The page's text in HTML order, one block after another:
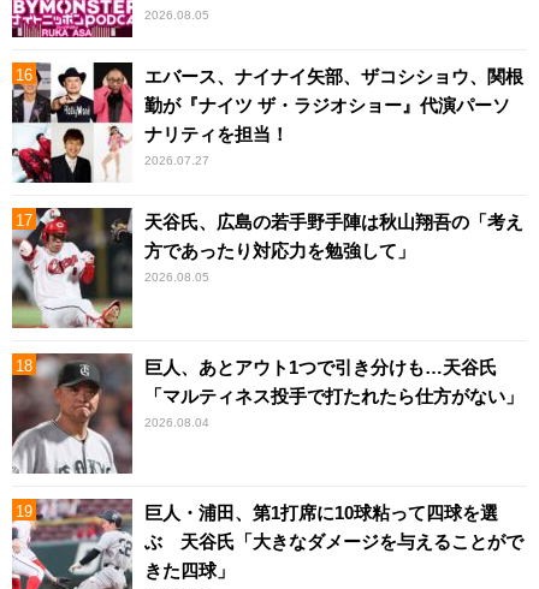
2026.08.05
エバース、ナイナイ矢部、ザコシショウ、関根
勤が『ナイツ ザ・ラジオショー』代演パーソ
ナリティを担当！
2026.07.27
天谷氏、広島の若手野手陣は秋山翔吾の「考え
方であったり対応力を勉強して」
2026.08.05
巨人、あとアウト1つで引き分けも…天谷氏
「マルティネス投手で打たれたら仕方がない」
2026.08.04
巨人・浦田、第1打席に10球粘って四球を選
ぶ 天谷氏「大きなダメージを与えることがで
きた四球」